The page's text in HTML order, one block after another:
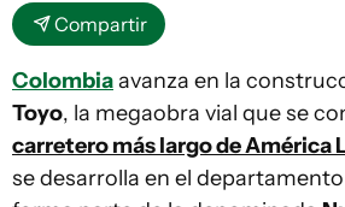
Compartir
Colombiaavanza en la
Toyo, la megaobra vial que se
carretero más largo de América
se desarrolla en el